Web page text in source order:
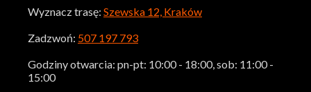
Wyznacz trasę: Szewska 12, Kraków
Zadzwoń: 507 197 793
Godziny otwarcia: pn-pt: 10:00 - 18:00, sob: 11:00 -
15:00